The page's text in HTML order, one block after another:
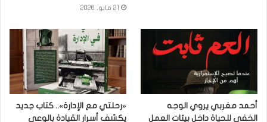
21 مايو، 2026
أحمد مغربي يروي الوجه
الخفي للحياة داخل بيئات العمل
«رحلتي مع الإدارة».. كتاب جديد
يكشف أسرار القيادة بالوعي